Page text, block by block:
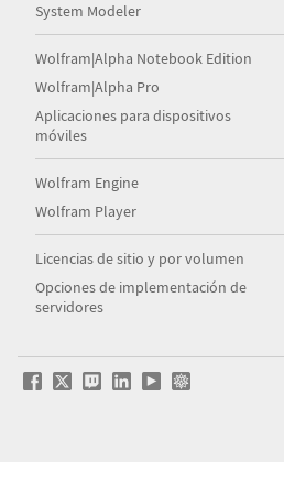
System Modeler
Wolfram|Alpha Notebook Edition
Wolfram|Alpha Pro
Aplicaciones para dispositivos
móviles
Wolfram Engine
Wolfram Player
Licencias de sitio y por volumen
Opciones de implementación de
servidores